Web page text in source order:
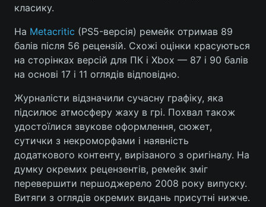
Україна
Спорт Наука
Зброя Інциденти
Здоров'я Туризм
Цікавинки Погода
Екологія Регіони
класику.
На Metacritic (PS5-версія) ремейк отримав 89
балів після 56 рецензій. Схожі оцінки красуються
на сторінках версій для ПК і Xbox — 87 і 90 балів
на основі 17 і 11 оглядів відповідно.
Журналісти відзначили сучасну графіку, яка
підсилює атмосферу жаху в грі. Похвал також
удостоїлися звукове оформлення, сюжет,
сутички з некроморфами і наявність
додаткового контенту, вирізаного з оригіналу. На
думку окремих рецензентів, ремейк зміг
перевершити першоджерело 2008 року випуску.
Витяги з оглядів окремих видань присутні нижче.